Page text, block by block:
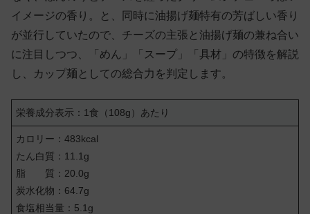
イメージの香り。と、同時に油揚げ麺特有の芳ばしい香り
が並行していたので、チーズの主張と油揚げ麺の兼ね合い
に注目しつつ、「めん」「スープ」「具材」の特徴を解説
し、カップ麺としての総合力を判定します。
栄養成分表示：1食（108g）あたり
カロリー：483kcal
たん白質：11.1g
脂 質：20.0g
炭水化物：64.7g
食塩相当量：5.1g